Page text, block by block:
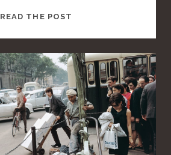
READ THE POST
S
I
S
A
S
T
A